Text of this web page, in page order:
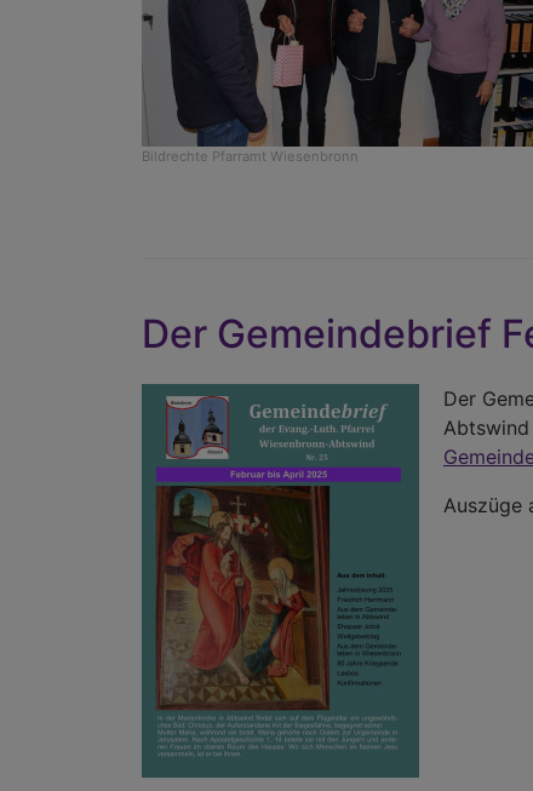
Bildrechte Pfarramt Wiesenbronn
Der Gemeindebrief
Der
Auszüge